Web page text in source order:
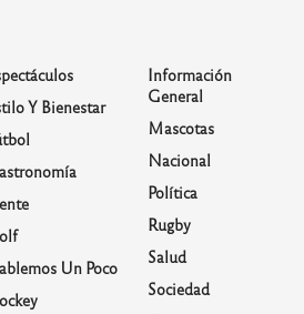
Y Bienestar
Un Poco
Información
General
Mascotas
Nacional
Política
Rugby
Salud
Sociedad